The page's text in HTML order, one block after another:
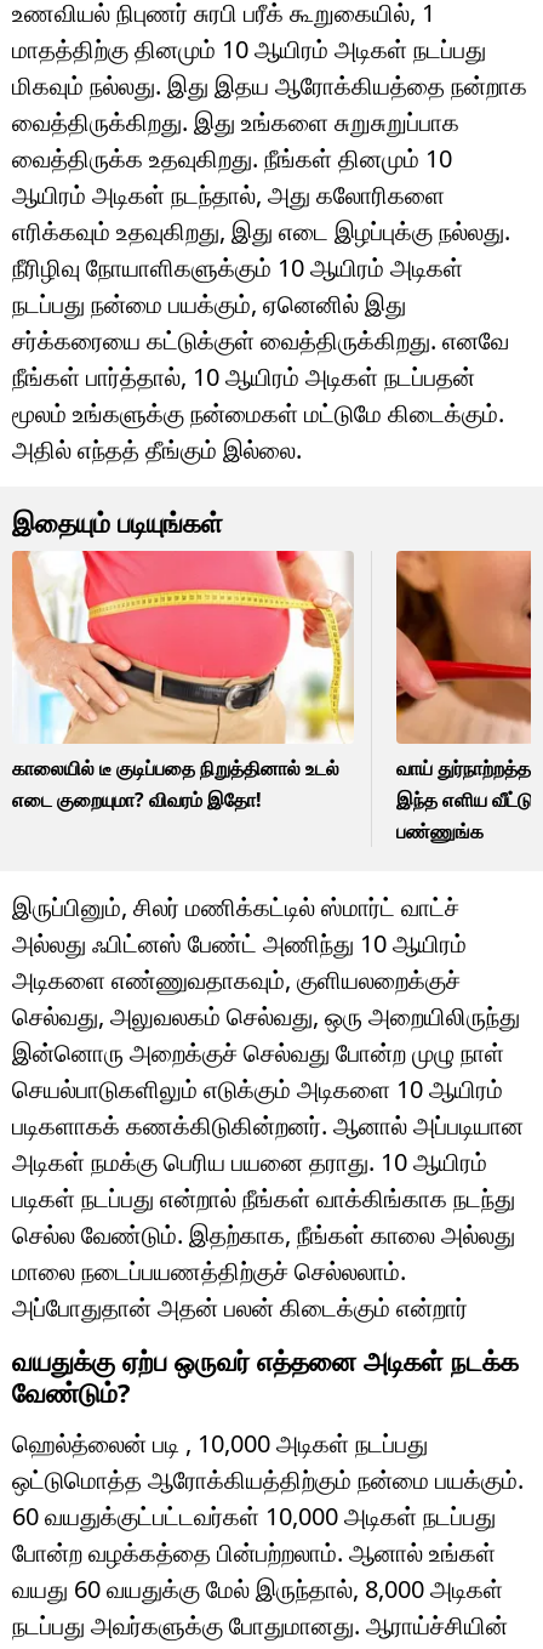
உணவியல் நிபுணர் சுரபி பரீக் கூறுகையில், 1
மாதத்திற்கு தினமும் 10 ஆயிரம் அடிகள் நடப்பது
மிகவும் நல்லது. இது இதய ஆரோக்கியத்தை நன்றாக
வைத்திருக்கிறது. இது உங்களை சுறுசுறுப்பாக
வைத்திருக்க உதவுகிறது. நீங்கள் தினமும் 10
ஆயிரம் அடிகள் நடந்தால், அது கலோரிகளை
எரிக்கவும் உதவுகிறது, இது எடை இழப்புக்கு நல்லது.
நீரிழிவு நோயாளிகளுக்கும் 10 ஆயிரம் அடிகள்
நடப்பது நன்மை பயக்கும், ஏனெனில் இது
சர்க்கரையை கட்டுக்குள் வைத்திருக்கிறது. எனவே
நீங்கள் பார்த்தால், 10 ஆயிரம் அடிகள் நடப்பதன்
மூலம் உங்களுக்கு நன்மைகள் மட்டுமே கிடைக்கும்.
அதில் எந்தத் தீங்கும் இல்லை.
இதையும் படியுங்கள்
காலையில் டீ குடிப்பதை நிறுத்தினால் உடல்
எடை குறையுமா? விவரம் இதோ!
வாய்
இந்த எளிய
பண்ணுங்க
இருப்பினும், சிலர் மணிக்கட்டில் ஸ்மார்ட் வாட்ச்
அல்லது ஃபிட்னஸ் பேண்ட் அணிந்து 10 ஆயிரம்
அடிகளை எண்ணுவதாகவும், குளியலறைக்குச்
செல்வது, அலுவலகம் செல்வது, ஒரு அறையிலிருந்து
இன்னொரு அறைக்குச் செல்வது போன்ற முழு நாள்
செயல்பாடுகளிலும் எடுக்கும் அடிகளை 10 ஆயிரம்
படிகளாகக் கணக்கிடுகின்றனர். ஆனால் அப்படியான
அடிகள் நமக்கு பெரிய பயனை தராது. 10 ஆயிரம்
படிகள் நடப்பது என்றால் நீங்கள் வாக்கிங்காக நடந்து
செல்ல வேண்டும். இதற்காக, நீங்கள் காலை அல்லது
மாலை நடைப்பயணத்திற்குச் செல்லலாம்.
அப்போதுதான் அதன் பலன் கிடைக்கும் என்றார்
வயதுக்கு ஏற்ப ஒருவர் எத்தனை அடிகள் நடக்க
வேண்டும்?
ஹெல்த்லைன் படி , 10,000 அடிகள் நடப்பது
ஒட்டுமொத்த ஆரோக்கியத்திற்கும் நன்மை பயக்கும்.
60 வயதுக்குட்பட்டவர்கள் 10,000 அடிகள் நடப்பது
போன்ற வழக்கத்தை பின்பற்றலாம். ஆனால் உங்கள்
வயது 60 வயதுக்கு மேல் இருந்தால், 8,000 அடிகள்
நடப்பது அவர்களுக்கு போதுமானது. ஆராய்ச்சியின்